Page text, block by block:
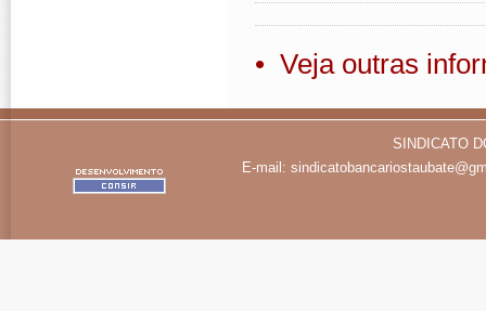
• Veja outras
SINDICATO
E-mail: